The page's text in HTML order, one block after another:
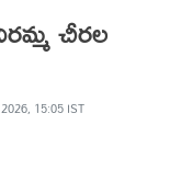
చీరల
15:05 IST